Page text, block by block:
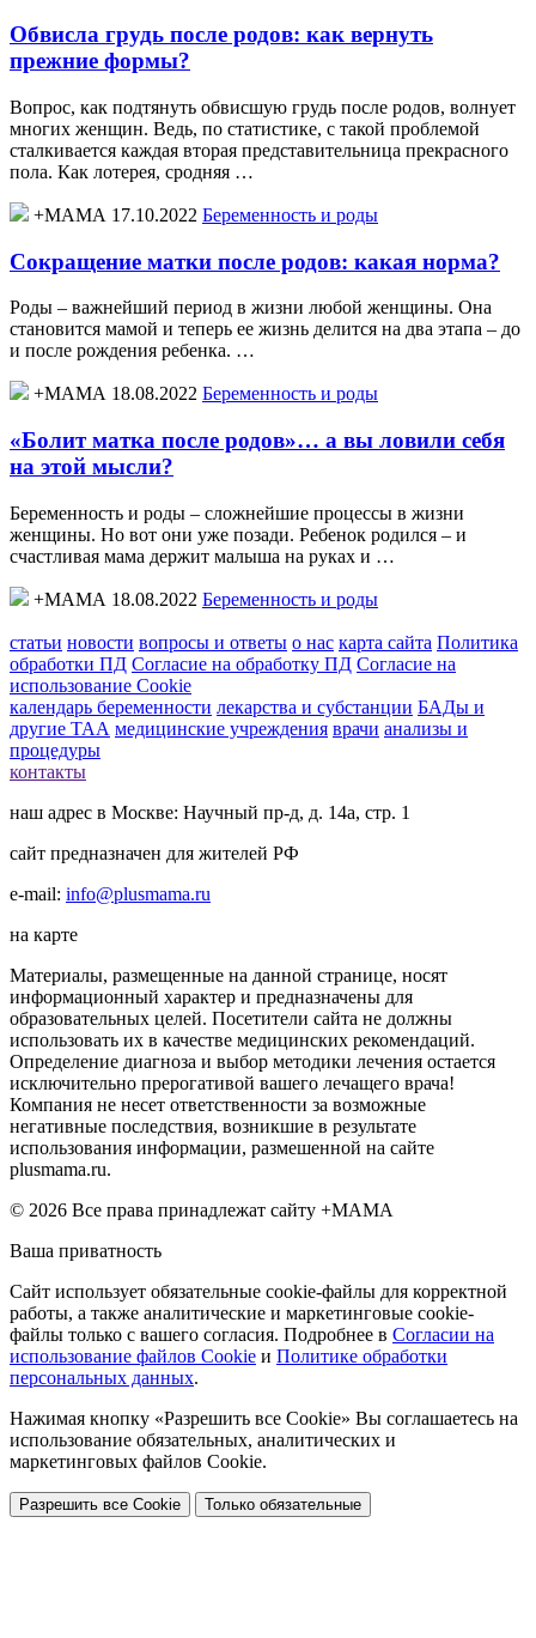
Обвисла грудь после родов: как вернуть
прежние формы?
Вопрос, как подтянуть обвисшую грудь после родов, волнует
многих женщин. Ведь, по статистике, с такой проблемой
сталкивается каждая вторая представительница прекрасного
пола. Как лотерея, сродняя …
+МАМА 17.10.2022 Беременность и роды
Сокращение матки после родов: какая норма?
Роды – важнейший период в жизни любой женщины. Она
становится мамой и теперь ее жизнь делится на два этапа – до
и после рождения ребенка. …
+МАМА 18.08.2022 Беременность и роды
«Болит матка после родов»… а вы ловили себя
на этой мысли?
Беременность и роды – сложнейшие процессы в жизни
женщины. Но вот они уже позади. Ребенок родился – и
счастливая мама держит малыша на руках и …
+МАМА 18.08.2022 Беременность и роды
статьи новости вопросы и ответы о нас карта сайта Политика
обработки ПД Согласие на обработку ПД Согласие на
использование Cookie
календарь беременности лекарства и субстанции БАДы и
другие ТАА медицинские учреждения врачи анализы и
процедуры
контакты
наш адрес в Москве: Научный пр-д, д. 14а, стр. 1
сайт предназначен для жителей РФ
e-mail: info@plusmama.ru
на карте
Материалы, размещенные на данной странице, носят
информационный характер и предназначены для
образовательных целей. Посетители сайта не должны
использовать их в качестве медицинских рекомендаций.
Определение диагноза и выбор методики лечения остается
исключительно прерогативой вашего лечащего врача!
Компания не несет ответственности за возможные
негативные последствия, возникшие в результате
использования информации, размешенной на сайте
plusmama.ru.
© 2026 Все права принадлежат сайту +МАМА
Ваша приватность
Сайт использует обязательные cookie-файлы для корректной
работы, а также аналитические и маркетинговые cookie-
файлы только с вашего согласия. Подробнее в Согласии на
использование файлов Cookie и Политике обработки
персональных данных.
Нажимая кнопку «Разрешить все Cookie» Вы соглашаетесь на
использование обязательных, аналитических и
маркетинговых файлов Cookie.
Разрешить все Cookie Только обязательные